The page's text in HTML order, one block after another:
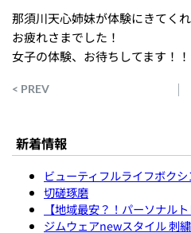
那須川天心姉妹が体験にきてく
お疲れさまでした！
女子の体験、お待ちしてます！！
< PREV
新着情報
ビューティフルライフボク
切磋琢磨
【地域最安？！パーソナルト
ジムウェアnewスタイル 刺